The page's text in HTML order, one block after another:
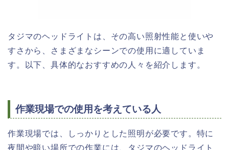
タジマのヘッドライトは、その高い照射性能と使いや
すさから、さまざまなシーンでの使用に適していま
す。以下、具体的なおすすめの人々を紹介します。
作業現場での使用を考えている人
作業現場では、しっかりとした照明が必要です。特に
夜間や暗い場所での作業には、タジマのヘッドライト